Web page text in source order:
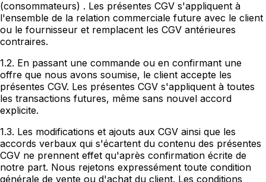
(consommateurs) . Les présentes CGV s'appliquent à
l'ensemble de la relation commerciale future avec le client
ou le fournisseur et remplacent les CGV antérieures
contraires.
1.2. En passant une commande ou en confirmant une
offre que nous avons soumise, le client accepte les
présentes CGV. Les présentes CGV s'appliquent à toutes
les transactions futures, même sans nouvel accord
explicite.
1.3. Les modifications et ajouts aux CGV ainsi que les
accords verbaux qui s'écartent du contenu des présentes
CGV ne prennent effet qu'après confirmation écrite de
notre part. Nous rejetons expressément toute condition
générale de vente ou d'achat du client. Les conditions